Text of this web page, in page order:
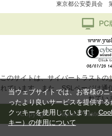
東京都公安委員会
このサイトは、サイバートラストの
れています。また、SSLページは通
れてい
Copyright © Japan Philatelic
当ウェブサイトでは、お客様のニ
ったより良いサービスを提供する
クッキーを使用しています。
キー）の使用について